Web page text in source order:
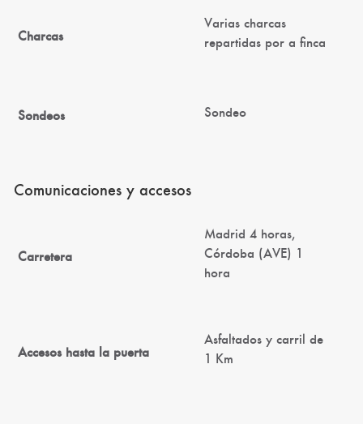
Charcas
Varias charcas
repartidas por a finca
Sondeos Sondeo
Comunicaciones y accesos
Carretera
Madrid 4 horas,
Córdoba (AVE) 1
hora
Accesos hasta la puerta
Asfaltados y carril de
1 Km